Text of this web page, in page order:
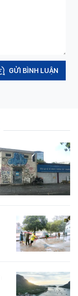
GỬI BÌNH LUẬN